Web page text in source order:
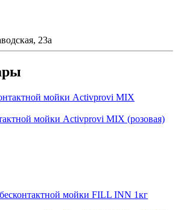
23а
мойки Activprovi MIX (розовая)